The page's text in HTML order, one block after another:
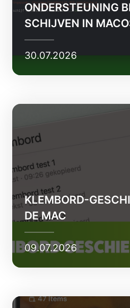
ONDERSTEUNING
SCHIJVEN IN
30.07.2026
KLEMBORD-
DE MAC
09.07.2026